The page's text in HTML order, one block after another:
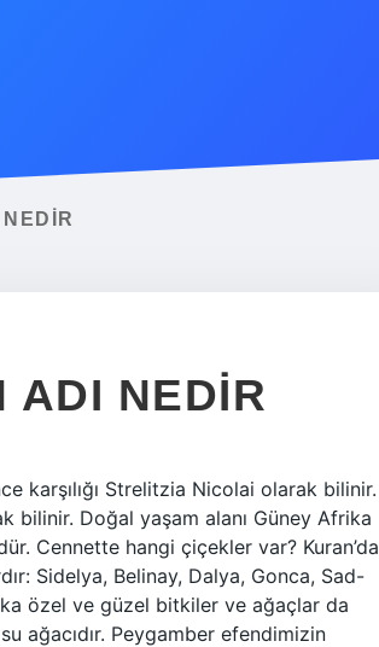
ADI NEDIR
karşılığı Strelitzia Nicolai olarak bilinir.
bilinir. Doğal yaşam alanı Güney Afrika
Cennette hangi çiçekler var? Kuran’da
Sidelya, Belinay, Dalya, Gonca, Sad-
özel ve güzel bitkiler ve ağaçlar da
ağacıdır. Peygamber efendimizin